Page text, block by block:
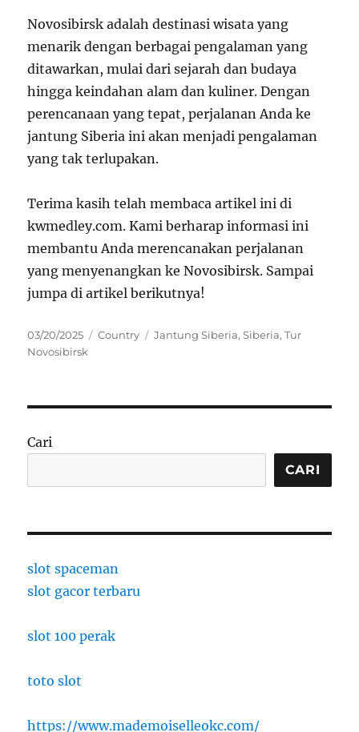
Novosibirsk adalah destinasi wisata yang
menarik dengan berbagai pengalaman yang
ditawarkan, mulai dari sejarah dan budaya
hingga keindahan alam dan kuliner. Dengan
perencanaan yang tepat, perjalanan Anda ke
jantung Siberia ini akan menjadi pengalaman
yang tak terlupakan.
Terima kasih telah membaca artikel ini di
kwmedley.com. Kami berharap informasi ini
membantu Anda merencanakan perjalanan
yang menyenangkan ke Novosibirsk. Sampai
jumpa di artikel berikutnya!
Posted
on
03/20/2025 Categories
Country Tags
Jantung Siberia,Siberia,Tur
Novosibirsk
Cari
CARI
slot spaceman
slot gacor terbaru
slot 100 perak
toto slot
https://www.mademoiselleokc.com/